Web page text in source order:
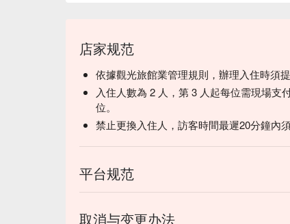
店家规范
依據觀光旅館業管理規則，辦理入住時須
入住人數為 2 人，第 3 人起每位需現場支
位。
禁止更換入住人，訪客時間最遲20分鐘內須
平台规范
取消与变更办法